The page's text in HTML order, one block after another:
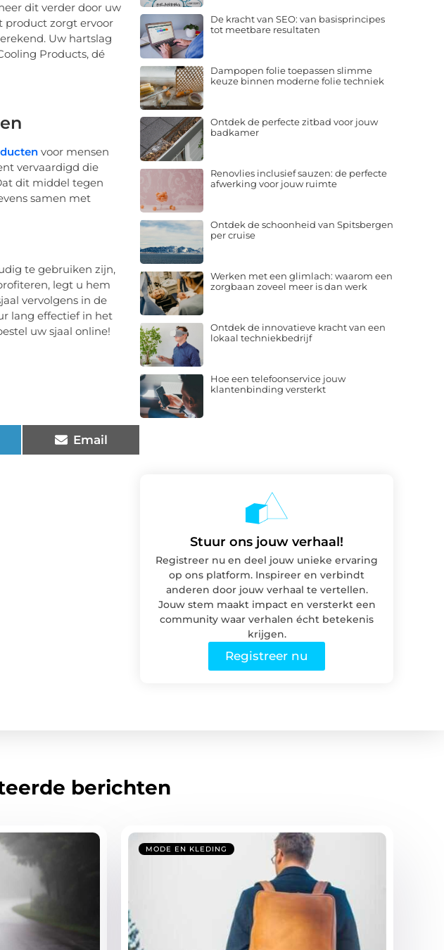
dit verder door uw
product zorgt ervoor
Uw hartslag
Products, dé
voor mensen
vervaardigd die
dit middel tegen
samen met
te gebruiken zijn,
legt u hem
vervolgens in de
lang effectief in het
uw sjaal online!
Email
De kracht van SEO: van basisprincipes
tot meetbare resultaten
Dampopen folie toepassen slimme
keuze binnen moderne folie techniek
Ontdek de perfecte zitbad voor jouw
badkamer
Renovlies inclusief sauzen: de perfecte
afwerking voor jouw ruimte
Ontdek de schoonheid van Spitsbergen
per cruise
Werken met een glimlach: waarom een
zorgbaan zoveel meer is dan werk
Ontdek de innovatieve kracht van een
lokaal techniekbedrijf
Hoe een telefoonservice jouw
klantenbinding versterkt
Stuur ons jouw verhaal!
Registreer nu en deel jouw unieke ervaring
op ons platform. Inspireer en verbindt
anderen door jouw verhaal te vertellen.
Jouw stem maakt impact en versterkt een
community waar verhalen écht betekenis
krijgen.
Registreer nu
berichten
MODE EN KLEDING